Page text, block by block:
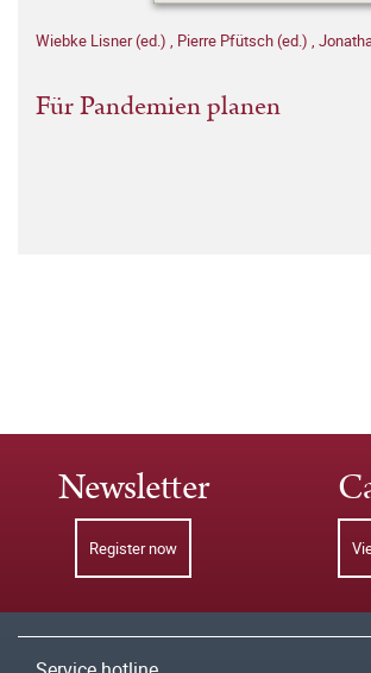
Wiebke Lisner (ed.) , Pierre Pfütsch (ed.) ,
Für Pandemien planen
Newsletter
Register now